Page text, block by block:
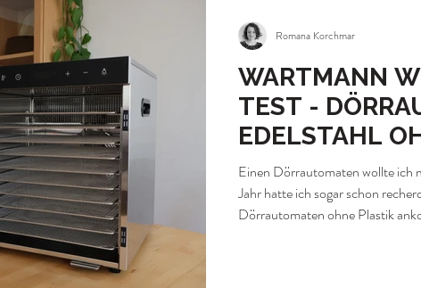
WARTMANN
TEST -
EDELSTAHL
Einen Dörrautomaten wollte ich
Jahr hatte ich sogar schon
Dörrautomaten ohne Plastik
Romana Korchmar